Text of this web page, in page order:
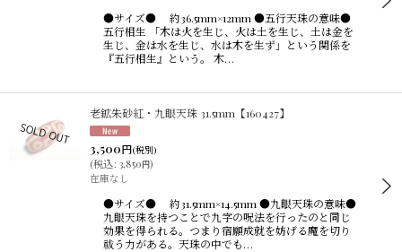
●サイズ● 約36.5mm×12mm ●五行天珠の意味●
五行相生 「木は火を生じ、火は土を生じ、土は金を
生じ、金は水を生じ、水は木を生ず」という関係を
『五行相生』という。 木…
老鉱朱砂紅・九眼天珠 31.5mm【160427】
3,500円(税別)
(税込: 3,850円)
在庫なし
●サイズ● 約31.5mm×14.5mm ●九眼天珠の意味●
九眼天珠を持つことで九字の呪法を行ったのと同じ
効果を得られる。つまり宿願成就を妨げる魔を切り
祓う力がある。天珠の中でも…